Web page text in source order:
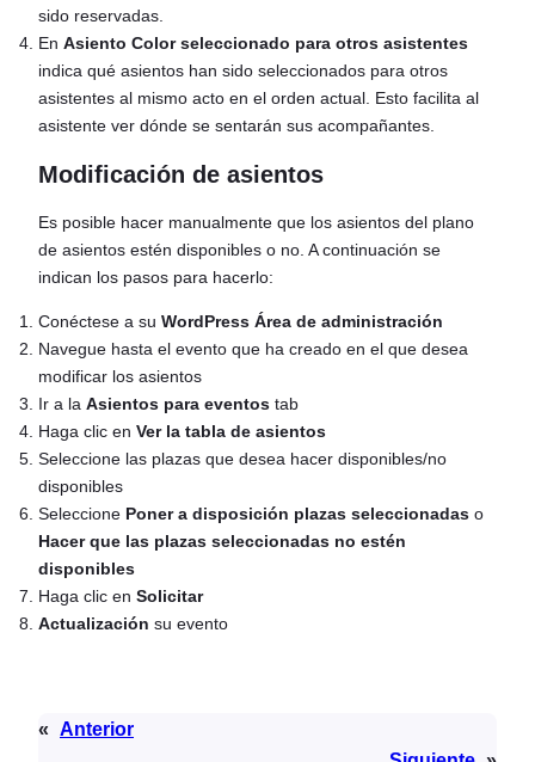
sido reservadas.
En Asiento Color seleccionado para otros asistentes
indica qué asientos han sido seleccionados para otros
asistentes al mismo acto en el orden actual. Esto facilita al
asistente ver dónde se sentarán sus acompañantes.
Modificación de asientos
Es posible hacer manualmente que los asientos del plano
de asientos estén disponibles o no. A continuación se
indican los pasos para hacerlo:
Conéctese a su WordPress Área de administración
Navegue hasta el evento que ha creado en el que desea
modificar los asientos
Ir a la Asientos para eventos tab
Haga clic en Ver la tabla de asientos
Seleccione las plazas que desea hacer disponibles/no
disponibles
Seleccione Poner a disposición plazas seleccionadas o
Hacer que las plazas seleccionadas no estén
disponibles
Haga clic en Solicitar
Actualización su evento
« Anterior